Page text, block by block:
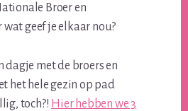
Broer en
geef je elkaar nou?
dagje met de broers en
het hele gezin op pad
toch?! Hier hebben we 3